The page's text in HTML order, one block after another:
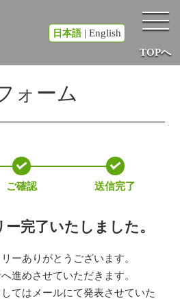
日本語 | English
TOPへ
ォーム
ご確認 送信完了
完了いたしました。
ーありがとうございます。
進めさせていただきます。
てはメールにて発表させていた